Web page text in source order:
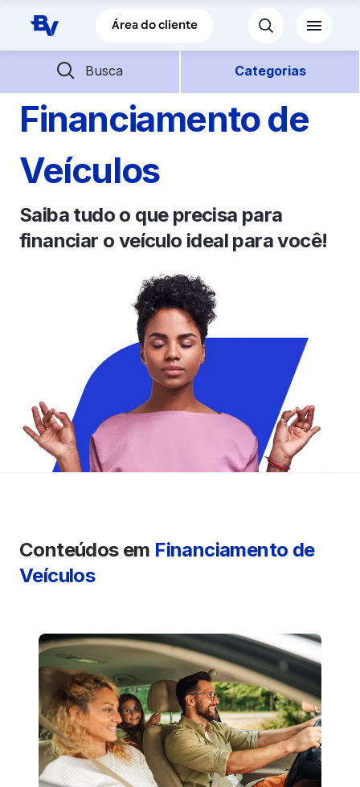
Pular para o Conteúdo principal
Área do cliente
Busca Categorias
Barra de busca
Descubra mais conteúdos
Empréstimos
Financiamentos
Empresas
Vida Financeira
Canais Digitais
Financiamento de
Veículos
Saiba tudo o que precisa para
financiar o veículo ideal para você!
Conteúdos em Financiamento de
Veículos